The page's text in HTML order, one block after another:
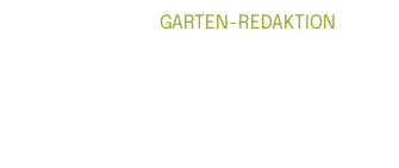
GARTEN-REDAKTION